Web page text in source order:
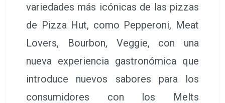
variedades más icónicas de las pizzas
de Pizza Hut, como Pepperoni, Meat
Lovers, Bourbon, Veggie, con una
nueva experiencia gastronómica que
introduce nuevos sabores para los
consumidores con los Melts